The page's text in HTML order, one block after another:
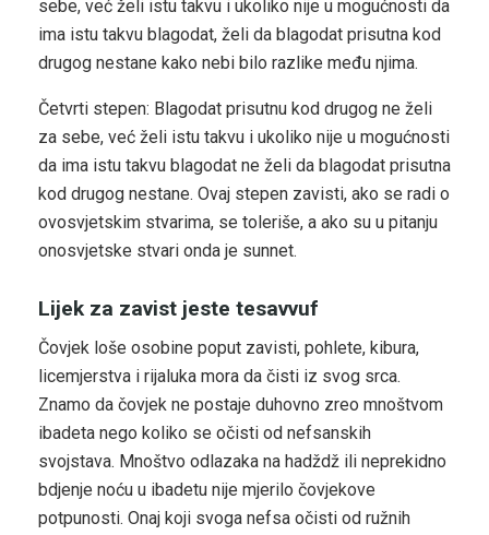
sebe, već želi istu takvu i ukoliko nije u mogućnosti da
ima istu takvu blagodat, želi da blagodat prisutna kod
drugog nestane kako nebi bilo razlike među njima.
Četvrti stepen: Blagodat prisutnu kod drugog ne želi
za sebe, već želi istu takvu i ukoliko nije u mogućnosti
da ima istu takvu blagodat ne želi da blagodat prisutna
kod drugog nestane. Ovaj stepen zavisti, ako se radi o
ovosvjetskim stvarima, se toleriše, a ako su u pitanju
onosvjetske stvari onda je sunnet.
Lijek za zavist jeste tesavvuf
Čovjek loše osobine poput zavisti, pohlete, kibura,
licemjerstva i rijaluka mora da čisti iz svog srca.
Znamo da čovjek ne postaje duhovno zreo mnoštvom
ibadeta nego koliko se očisti od nefsanskih
svojstava. Mnoštvo odlazaka na hadždž ili neprekidno
bdjenje noću u ibadetu nije mjerilo čovjekove
potpunosti. Onaj koji svoga nefsa očisti od ružnih